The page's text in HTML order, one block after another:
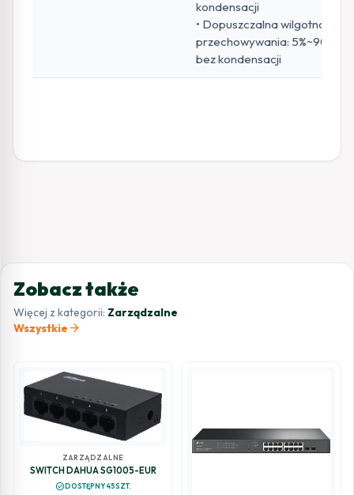
kondensacji
• Dopuszczalna wilgotność
przechowywania: 5%~90%,
bez kondensacji
Zobacz także
Więcej z kategorii: Zarządzalne
Wszystkie arrow_forward
ZARZĄDZALNE
SWITCH DAHUA SG1005-EUR
check_circleDOSTĘPNY 45SZT.